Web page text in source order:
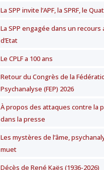
La SPP invite l’APF, la SPRF, le
La SPP engagée dans un recours
d’Etat
Le CPLF a 100 ans
Retour du Congrès de la
Psychanalyse (FEP) 2026
À propos des attaques contre la
dans la presse
Les mystères de l’âme,
muet
Décès de René Kaës (1936-2026)